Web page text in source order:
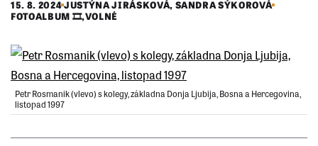
15. 8. 2024 JUSTÝNA JIRÁSKOVÁ, SANDRA SÝKOROVÁ
FOTOALBUM 🎞️,VOLNÉ
Petr Rosmanik (vlevo) s kolegy, základna Donja Ljubija, Bosna a Hercegovina,
listopad 1997